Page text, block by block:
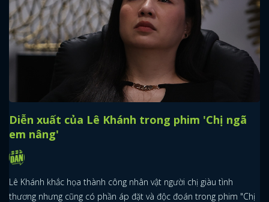
Diễn xuất của Lê Khánh trong phim 'Chị ngã
em nâng'
Lê Khánh khắc họa thành công nhân vật người chị giàu tình
thương nhưng cũng có phần áp đặt và độc đoán trong phim "Chị